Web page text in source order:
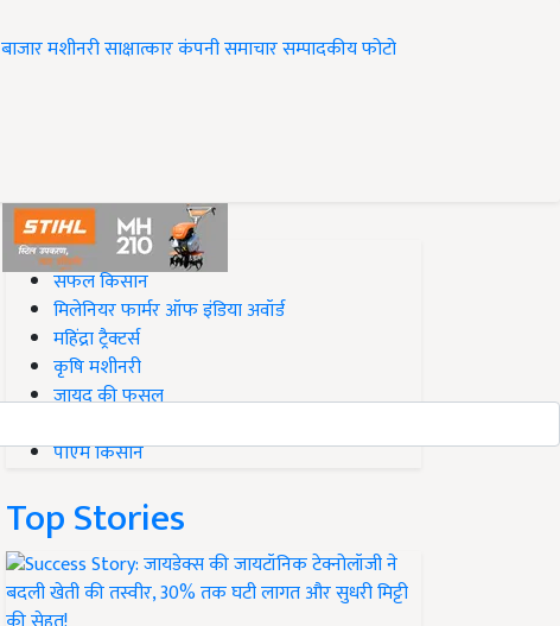
बाजारमशीनरीसाक्षात्कारकंपनी समाचारसम्पादकीयफोटो
#Top on Krishi Jagran
सफल किसान
मिलेनियर फार्मर ऑफ इंडिया अवॉर्ड
महिंद्रा ट्रैक्टर्स
कृषि मशीनरी
जायद की फसल
पीएम किसान
Top Stories